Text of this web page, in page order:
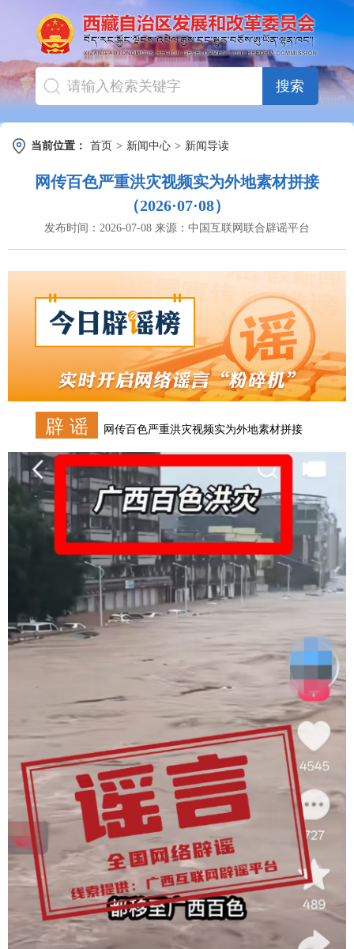
搜索
当前位置： 首页 > 新闻中心 > 新闻导读
网传百色严重洪灾视频实为外地素材拼接
（2026·07·08）
发布时间： 2026-07-08 来源： 中国互联网联合辟谣平台
辟 谣 网传百色严重洪灾视频实为外地素材拼接